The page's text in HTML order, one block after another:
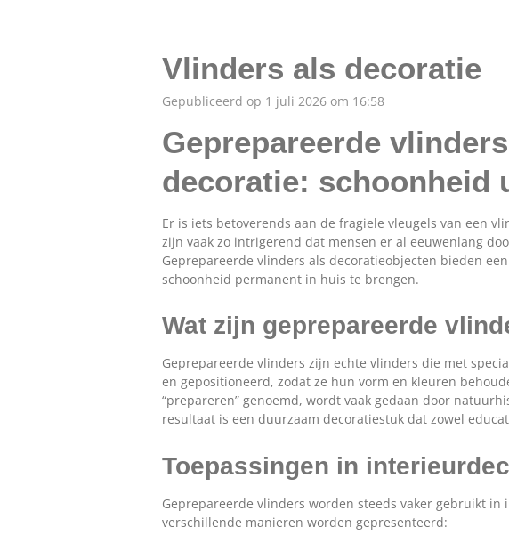
Vlinders als decoratie
Gepubliceerd op 1 juli 2026 om 16:58
Geprepareerde
decoratie: schoonheid
Er is iets betoverends aan de fragiele vleugels van een
zijn vaak zo intrigerend dat mensen er al eeuwenlang
Geprepareerde vlinders als decoratieobjecten bieden
schoonheid permanent in huis te brengen.
Wat zijn geprepareerde
Geprepareerde vlinders zijn echte vlinders die met
en gepositioneerd, zodat ze hun vorm en kleuren
“prepareren” genoemd, wordt vaak gedaan door
resultaat is een duurzaam decoratiestuk dat zowel
Toepassingen in
Geprepareerde vlinders worden steeds vaker gebruikt in
verschillende manieren worden gepresenteerd: